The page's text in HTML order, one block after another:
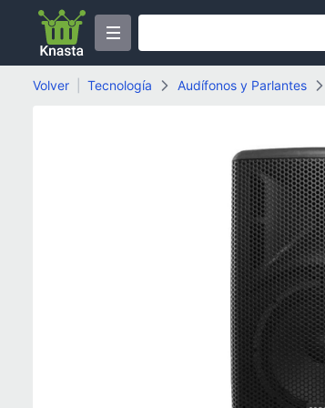
Volver Tecnología Audífonos y Parlantes